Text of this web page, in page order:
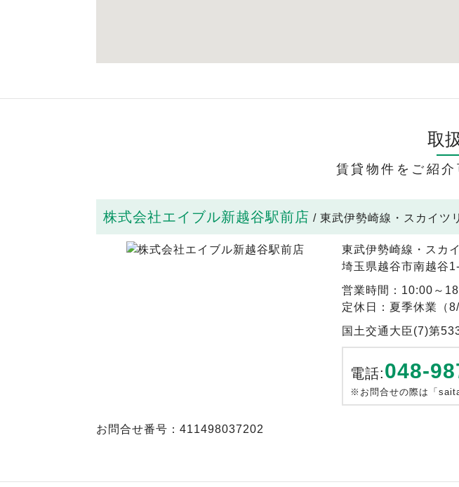
取
賃貸物件をご紹介
株式会社エイブル新越谷駅前店 / 東武伊勢崎線・スカイ
東武伊勢崎線・スカ
埼玉県越谷市南越谷
営業時間：10:00～
定休日：夏季休業（
国土交通大臣(7)第
電話:048-
※お問合せの際は「
お問合せ番号：411498037202